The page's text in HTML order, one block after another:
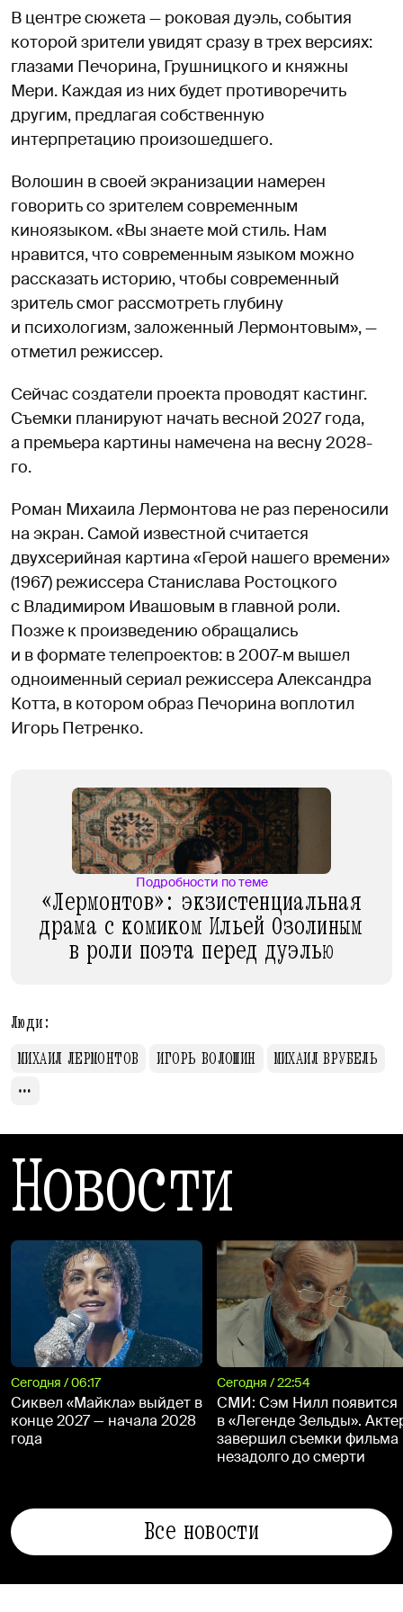
В центре сюжета — роковая дуэль, события
которой зрители увидят сразу в трех версиях:
глазами Печорина, Грушницкого и княжны
Мери. Каждая из них будет противоречить
другим, предлагая собственную
интерпретацию произошедшего.
Волошин в своей экранизации намерен
говорить со зрителем современным
киноязыком. «Вы знаете мой стиль. Нам
нравится, что современным языком можно
рассказать историю, чтобы современный
зритель смог рассмотреть глубину
и психологизм, заложенный Лермонтовым», —
отметил режиссер.
Сейчас создатели проекта проводят кастинг.
Съемки планируют начать весной 2027 года,
а премьера картины намечена на весну 2028-
го.
Роман Михаила Лермонтова не раз переносили
на экран. Самой известной считается
двухсерийная картина «Герой нашего времени»
(1967) режиссера Станислава Ростоцкого
с Владимиром Ивашовым в главной роли.
Позже к произведению обращались
и в формате телепроектов: в 2007-м вышел
одноименный сериал режиссера Александра
Котта, в котором образ Печорина воплотил
Игорь Петренко.
Подробности по теме
«Лермонтов»: экзистенциальная
драма с комиком Ильей Озолиным
в роли поэта перед дуэлью
Люди:
МИХАИЛ ЛЕРМОНТОВ
ИГОРЬ ВОЛОШИН МИХАИЛ ВРУБЕЛЬ
Новости
Сегодня / 06:17
Сиквел «Майкла» выйдет в
конце 2027 — начала 2028
года
Сегодня / 22:54
СМИ: Сэм Нилл появится
в «Легенде Зельды».
завершил съемки фильма
незадолго до смерти
Все новости